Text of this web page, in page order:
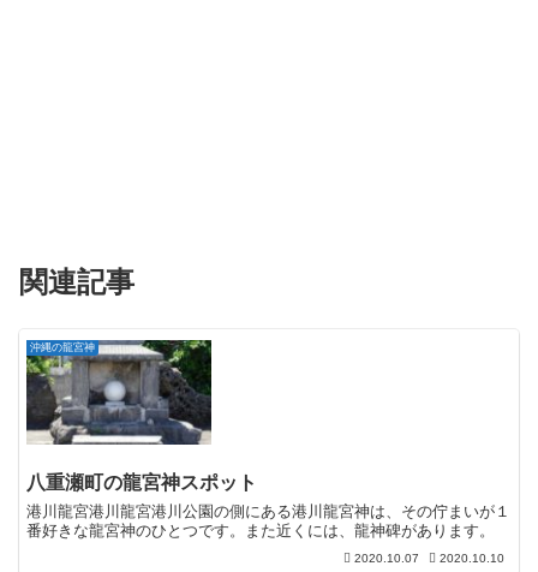
関連記事
沖縄の龍宮神
八重瀬町の龍宮神スポット
港川龍宮港川龍宮港川公園の側にある港川龍宮神は、その佇まいが１
番好きな龍宮神のひとつです。また近くには、龍神碑があります。
2020.10.07 2020.10.10